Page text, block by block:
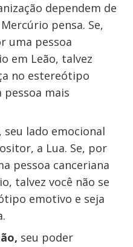
dependem de
pensa. Se,
uma pessoa
em Leão, talvez
no estereótipo
pessoa mais
, seu lado emocional
a Lua. Se, por
pessoa canceriana
talvez você não se
emotivo e seja
seu poder